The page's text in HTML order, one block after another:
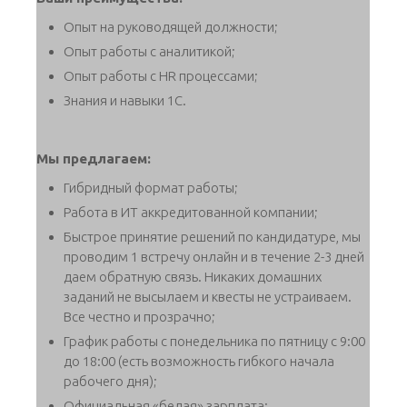
Опыт на руководящей должности;
Опыт работы с аналитикой;
Опыт работы с HR процессами;
Знания и навыки 1С.
Мы предлагаем:
Гибридный формат работы;
Работа в ИТ аккредитованной компании;
Быстрое принятие решений по кандидатуре, мы
проводим 1 встречу онлайн и в течение 2-3 дней
даем обратную связь. Никаких домашних
заданий не высылаем и квесты не устраиваем.
Все честно и прозрачно;
График работы с понедельника по пятницу с 9:00
до 18:00 (есть возможность гибкого начала
рабочего дня);